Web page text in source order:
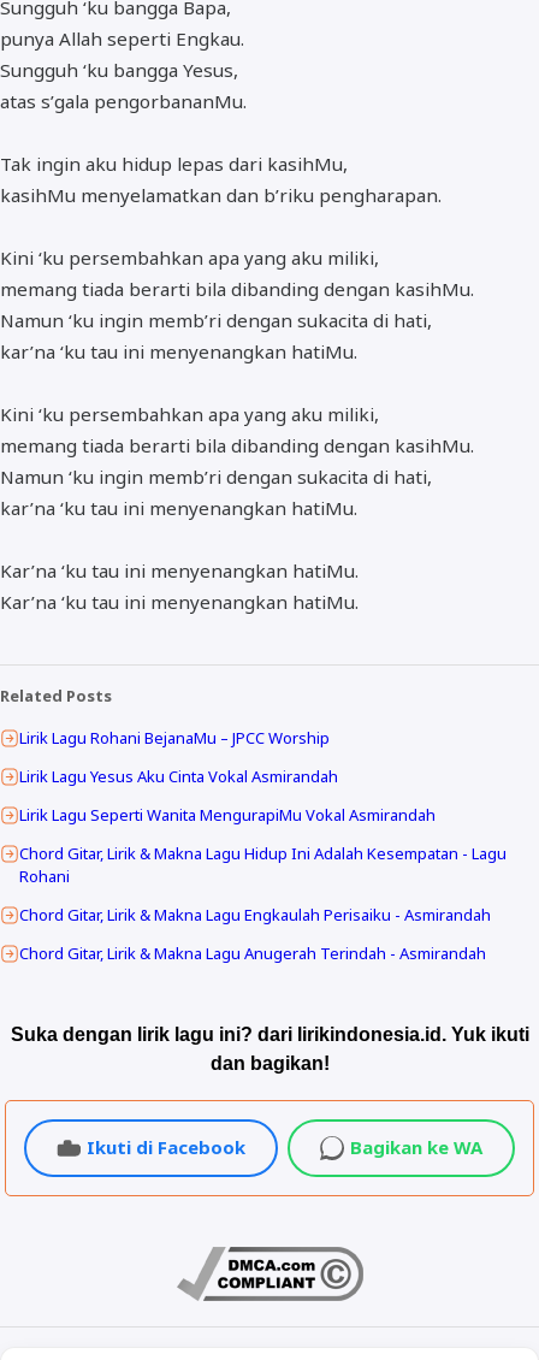
Sungguh ‘ku bangga Bapa,
punya Allah seperti Engkau.
Sungguh ‘ku bangga Yesus,
atas s’gala pengorbananMu.
Tak ingin aku hidup lepas dari kasihMu,
kasihMu menyelamatkan dan b’riku pengharapan.
Kini ‘ku persembahkan apa yang aku miliki,
memang tiada berarti bila dibanding dengan kasihMu.
Namun ‘ku ingin memb’ri dengan sukacita di hati,
kar’na ‘ku tau ini menyenangkan hatiMu.
Kini ‘ku persembahkan apa yang aku miliki,
memang tiada berarti bila dibanding dengan kasihMu.
Namun ‘ku ingin memb’ri dengan sukacita di hati,
kar’na ‘ku tau ini menyenangkan hatiMu.
Kar’na ‘ku tau ini menyenangkan hatiMu.
Kar’na ‘ku tau ini menyenangkan hatiMu.
Related Posts
Lirik Lagu Rohani BejanaMu – JPCC Worship
Lirik Lagu Yesus Aku Cinta Vokal Asmirandah
Lirik Lagu Seperti Wanita MengurapiMu Vokal Asmirandah
Chord Gitar, Lirik & Makna Lagu Hidup Ini Adalah Kesempatan - Lagu
Rohani
Chord Gitar, Lirik & Makna Lagu Engkaulah Perisaiku - Asmirandah
Chord Gitar, Lirik & Makna Lagu Anugerah Terindah - Asmirandah
Suka dengan lirik lagu ini? dari lirikindonesia.id. Yuk ikuti
dan bagikan!
Ikuti di Facebook Bagikan ke WA